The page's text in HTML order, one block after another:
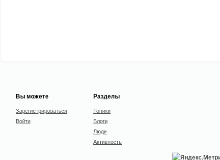
Вы можете
Зарегистрироваться
Войти
Разделы
Топики
Блоги
Люди
Активность